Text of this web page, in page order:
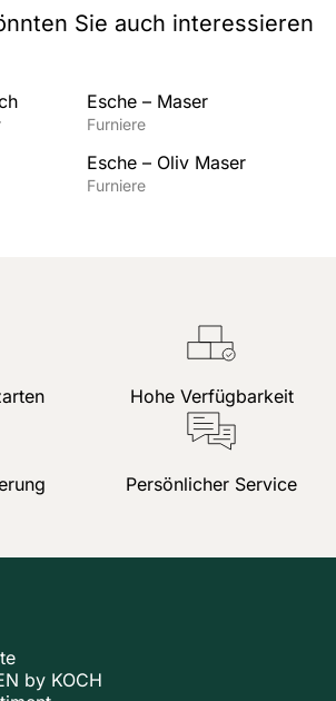
Sie auch interessieren
Esche – Maser
Furniere
Esche – Oliv Maser
Furniere
Hohe Verfügbarkeit
Persönlicher Service
by KOCH